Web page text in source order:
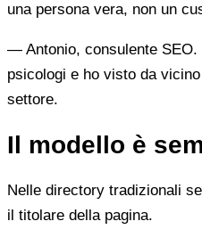
una persona vera, non un
— Antonio, consulente SEO.
psicologi e ho visto da
settore.
Il modello è
Nelle directory tradizionali
il titolare della pagina.